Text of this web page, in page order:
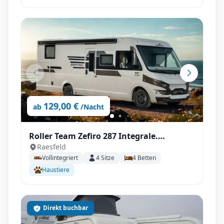
ab 129,00 € /Nacht
Roller Team Zefiro 287 Integrale.
Automatik, Autark
Raesfeld
Vollintegriert 4Sitze 4 Betten
Haustiere
Direkt buchbar